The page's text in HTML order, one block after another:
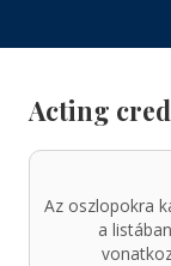
Acting
Az oszlopokra
a